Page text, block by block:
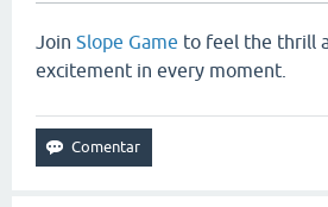
Join Slope Game to feel the thrill
excitement in every moment.